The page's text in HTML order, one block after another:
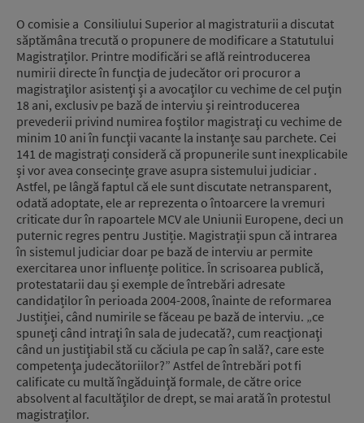
O comisie a Consiliului Superior al magistraturii a discutat
săptămâna trecută o propunere de modificare a Statutului
Magistraților. Printre modificări se află reintroducerea
numirii directe în funcţia de judecător ori procuror a
magistraţilor asistenţi şi a avocaţilor cu vechime de cel puţin
18 ani, exclusiv pe bază de interviu și reintroducerea
prevederii privind numirea foştilor magistraţi cu vechime de
minim 10 ani în funcţii vacante la instanţe sau parchete. Cei
141 de magistrați consideră că propunerile sunt inexplicabile
și vor avea consecințe grave asupra sistemului judiciar .
Astfel, pe lângă faptul că ele sunt discutate netransparent,
odată adoptate, ele ar reprezenta o întoarcere la vremuri
criticate dur în rapoartele MCV ale Uniunii Europene, deci un
puternic regres pentru Justiție. Magistrații spun că intrarea
în sistemul judiciar doar pe bază de interviu ar permite
exercitarea unor influențe politice. În scrisoarea publică,
protestatarii dau și exemple de întrebări adresate
candidaților în perioada 2004-2008, înainte de reformarea
Justiției, când numirile se făceau pe bază de interviu. „ce
spuneţi când intraţi în sala de judecată?, cum reacţionaţi
când un justiţiabil stă cu căciula pe cap în sală?, care este
competenţa judecătoriilor?” Astfel de întrebări pot fi
calificate cu multă îngăduinţă formale, de către orice
absolvent al facultăţilor de drept, se mai arată în protestul
magistraților.